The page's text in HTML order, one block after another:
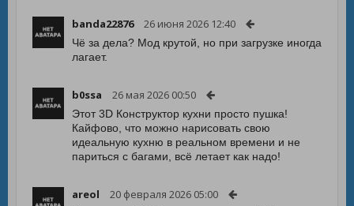
banda22876 26 июня 2026 12:40
Чё за дела? Мод крутой, но при загрузке иногда
лагает.
b0ssa 26 мая 2026 00:50
Этот 3D Конструктор кухни просто пушка!
Кайфово, что можно нарисовать свою
идеальную кухню в реальном времени и не
париться с багами, всё летает как надо!
areol 20 февраля 2026 05:00